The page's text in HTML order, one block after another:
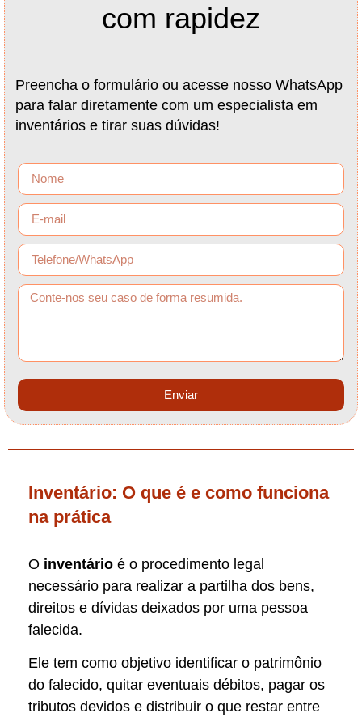
com rapidez
Preencha o formulário ou acesse nosso WhatsApp
para falar diretamente com um especialista em
inventários e tirar suas dúvidas!
Enviar
Inventário: O que é e como funciona
na prática
O inventário é o procedimento legal
necessário para realizar a partilha dos bens,
direitos e dívidas deixados por uma pessoa
falecida.
Ele tem como objetivo identificar o patrimônio
do falecido, quitar eventuais débitos, pagar os
tributos devidos e distribuir o que restar entre